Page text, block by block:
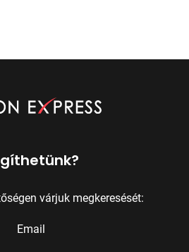
várjuk megkeresését:
Email